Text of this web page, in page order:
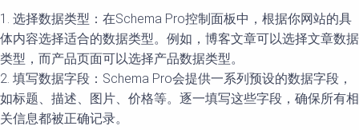
1. 选择数据类型：在Schema Pro控制面板中，根据你网站的具
体内容选择适合的数据类型。例如，博客文章可以选择文章数据
类型，而产品页面可以选择产品数据类型。
2. 填写数据字段：Schema Pro会提供一系列预设的数据字段，
如标题、描述、图片、价格等。逐一填写这些字段，确保所有相
关信息都被正确记录。